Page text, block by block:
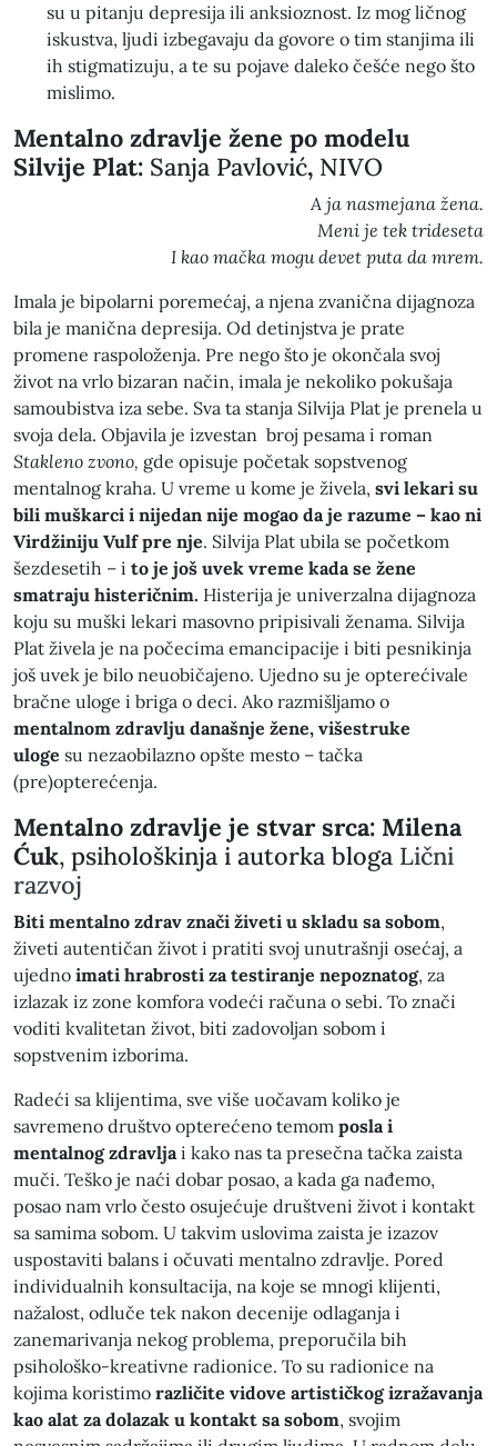
su u pitanju depresija ili anksioznost. Iz mog ličnog
iskustva, ljudi izbegavaju da govore o tim stanjima ili
ih stigmatizuju, a te su pojave daleko češće nego što
mislimo.
Mentalno zdravlje žene po modelu
Silvije Plat: Sanja Pavlović, NIVO
A ja nasmejana žena.
Meni je tek trideseta
I kao mačka mogu devet puta da mrem.
Imala je bipolarni poremećaj, a njena zvanična dijagnoza
bila je manična depresija. Od detinjstva je prate
promene raspoloženja. Pre nego što je okončala svoj
život na vrlo bizaran način, imala je nekoliko pokušaja
samoubistva iza sebe. Sva ta stanja Silvija Plat je prenela u
svoja dela. Objavila je izvestan broj pesama i roman
Stakleno zvono, gde opisuje početak sopstvenog
mentalnog kraha. U vreme u kome je živela, svi lekari su
bili muškarci i nijedan nije mogao da je razume – kao ni
Virdžiniju Vulf pre nje. Silvija Plat ubila se početkom
šezdesetih – i to je još uvek vreme kada se žene
smatraju histeričnim. Histerija je univerzalna dijagnoza
koju su muški lekari masovno pripisivali ženama. Silvija
Plat živela je na počecima emancipacije i biti pesnikinja
još uvek je bilo neuobičajeno. Ujedno su je opterećivale
bračne uloge i briga o deci. Ako razmišljamo o
mentalnom zdravlju današnje žene, višestruke
uloge su nezaobilazno opšte mesto – tačka
(pre)opterećenja.
Mentalno zdravlje je stvar srca: Milena
Ćuk, psihološkinja i autorka bloga Lični
razvoj
Biti mentalno zdrav znači živeti u skladu sa sobom,
živeti autentičan život i pratiti svoj unutrašnji osećaj, a
ujedno imati hrabrosti za testiranje nepoznatog, za
izlazak iz zone komfora vodeći računa o sebi. To znači
voditi kvalitetan život, biti zadovoljan sobom i
sopstvenim izborima.
Radeći sa klijentima, sve više uočavam koliko je
savremeno društvo opterećeno temom posla i
mentalnog zdravljai kako nas ta presečna tačka zaista
muči. Teško je naći dobar posao, a kada ga nađemo,
posao nam vrlo često osujećuje društveni život i kontakt
sa samima sobom. U takvim uslovima zaista je izazov
uspostaviti balans i očuvati mentalno zdravlje. Pored
individualnih konsultacija, na koje se mnogi klijenti,
nažalost, odluče tek nakon decenije odlaganja i
zanemarivanja nekog problema, preporučila bih
psihološko-kreativne radionice. To su radionice na
kojima koristimo različite vidove artističkog izražavanja
kao alat za dolazak u kontakt sa sobom, svojim